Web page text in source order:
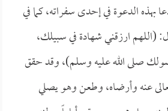
بهذه الدعوة في إحدى سفراته، كما في
(اللهم ارزقني شهادة في سبيلك،
صلى الله عليه وسلم)، وقد حقق
عنه وأرضاه، وطعن وهو يصلي